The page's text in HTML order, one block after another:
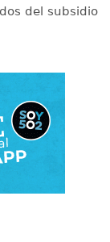
del subsidio